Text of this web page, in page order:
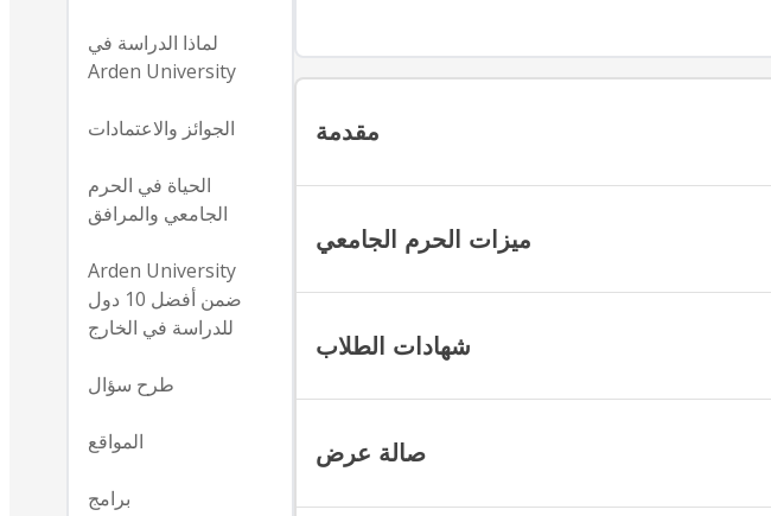
لماذا الدراسة في
Arden University
الجوائز والاعتمادات
الحياة في الحرم
الجامعي والمرافق
Arden University
ضمن أفضل 10 دول
للدراسة في الخارج
طرح سؤال
المواقع
برامج
مقدمة
ميزات الحرم الجامعي
شهادات الطلاب
صالة عرض